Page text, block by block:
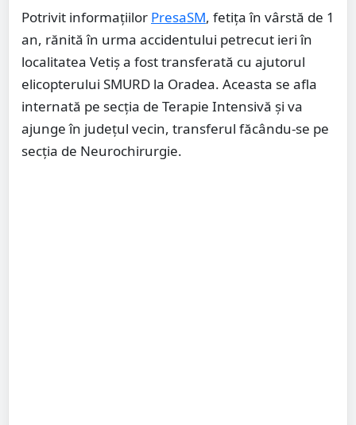
Potrivit informațiilor PresaSM, fetița în vârstă de 1
an, rănită în urma accidentului petrecut ieri în
localitatea Vetiș a fost transferată cu ajutorul
elicopterului SMURD la Oradea. Aceasta se afla
internată pe secția de Terapie Intensivă și va
ajunge în județul vecin, transferul făcându-se pe
secția de Neurochirurgie.